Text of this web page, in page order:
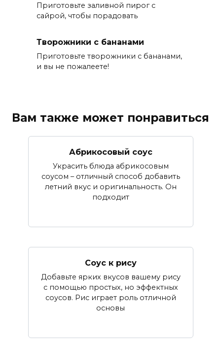
Приготовьте заливной пирог с
сайрой, чтобы порадовать
Творожники с бананами
Приготовьте творожники с бананами,
и вы не пожалеете!
Вам также может понравиться
Абрикосовый соус
Украсить блюда абрикосовым
соусом – отличный способ добавить
летний вкус и оригинальность. Он
подходит
Соус к рису
Добавьте ярких вкусов вашему рису
с помощью простых, но эффектных
соусов. Рис играет роль отличной
основы